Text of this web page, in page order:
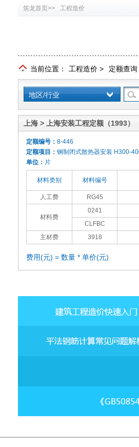
筑龙首页>> 工程造价
当前位置： 工程造价 > 定额查询
地区/行业
上海 > 上海安装工程定额（1993）
定额编号： 8-446
定额项目： 钢制闭式散热器安装 H300-
单位： 片
材料类别 材料编号
人工费 RG45
材料费
0241
CLFBC
主材费
3918
费用(元) = 数量 * 单价(元)